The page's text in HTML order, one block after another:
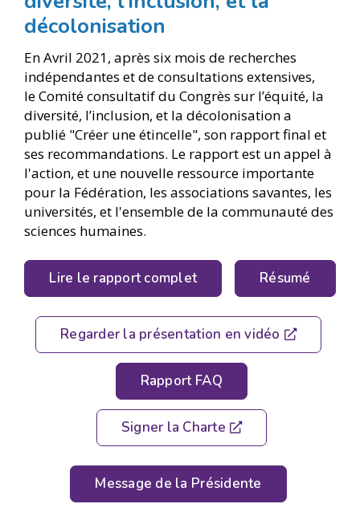
décolonisation
En Avril 2021, après six mois de recherches
indépendantes et de consultations extensives,
le Comité consultatif du Congrès sur l’équité, la
diversité, l’inclusion, et la décolonisation a
publié "Créer une étincelle", son rapport final et
ses recommandations. Le rapport est un appel à
l'action, et une nouvelle ressource importante
pour la Fédération, les associations savantes, les
universités, et l'ensemble de la communauté des
sciences humaines.
Lire le rapport complet Résumé
Regarder la présentation en vidéo
Rapport FAQ
Signer la Charte
Message de la Présidente